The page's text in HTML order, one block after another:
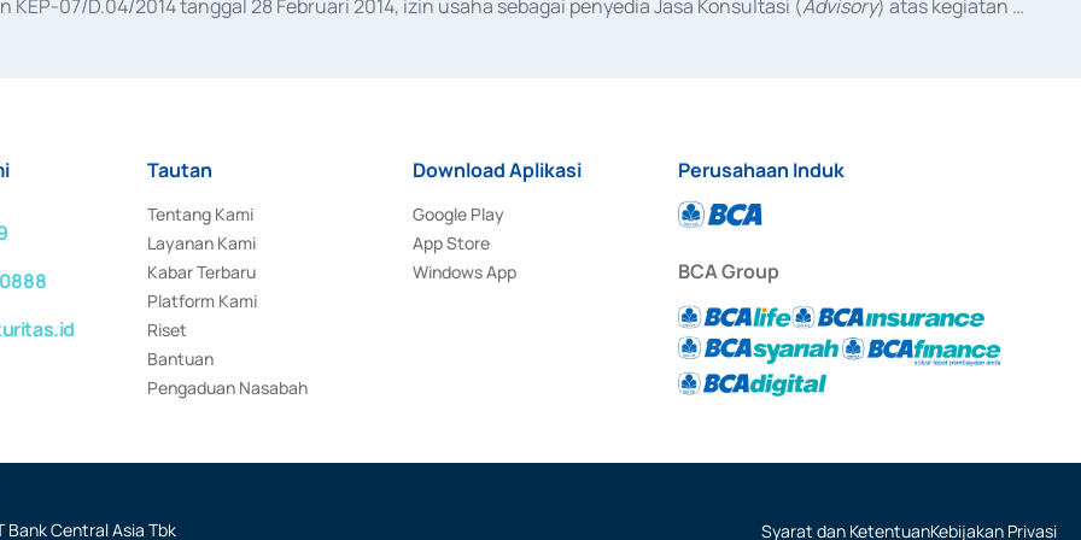
KEP-07/D.04/2014 tanggal 28 Februari 2014, izin usaha sebagai penyedia Jasa Konsultasi (Advisory) atas kegiatan
Tautan
Tentang Kami
Layanan Kami
Kabar Terbaru
Platform Kami
Riset
Bantuan
Pengaduan Nasabah
Download Aplikasi
Google Play
App Store
Windows App
Perusahaan Induk
BCA Group
Bank Central Asia Tbk
Syarat dan KetentuanKebijakan Privasi